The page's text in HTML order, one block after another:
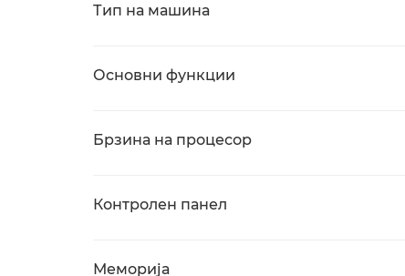
Тип на машина
Основни функции
Брзина на процесор
Контролен панел
Меморија